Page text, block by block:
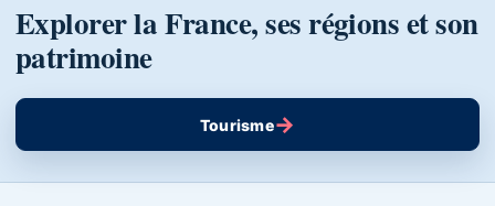
Explorer la France, ses régions et son
patrimoine
Tourisme→